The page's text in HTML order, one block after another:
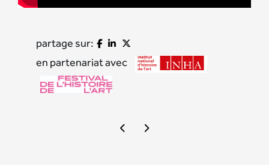
partage sur:
en partenariat avec